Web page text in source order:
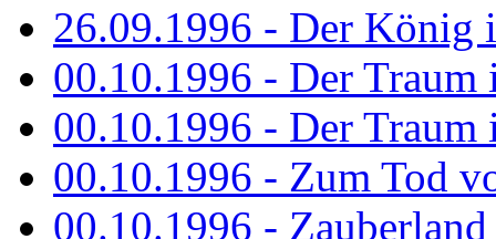
26.09.1996 - Der König
00.10.1996 - Der Traum
00.10.1996 - Der Traum
00.10.1996 - Zum Tod
00.10.1996 -